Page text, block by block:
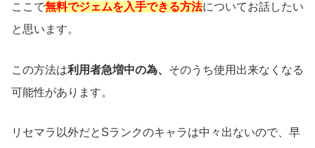
ここで無料でジェムを入手できる方法についてお話したい
と思います。
この方法は利用者急増中の為、 そのうち使用出来なくなる
可能性があります。
リセマラ以外だとSランクのキャラは中々出ないので、早